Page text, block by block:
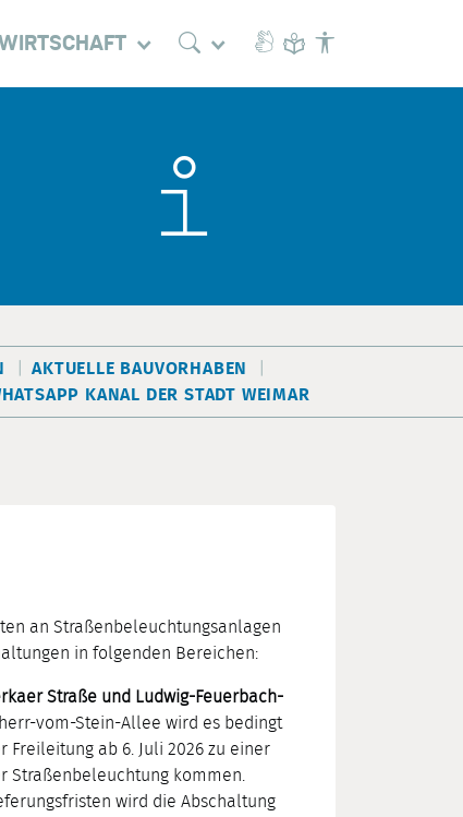
AKTUELLE BAUVORHABEN
KANAL DER STADT WEIMAR
an Straßenbeleuchtungsanlagen
in folgenden Bereichen:
Straße und Ludwig-Feuerbach-
vom-Stein-Allee wird es bedingt
ab 6. Juli 2026 zu einer
Straßenbeleuchtung kommen.
wird die Abschaltung